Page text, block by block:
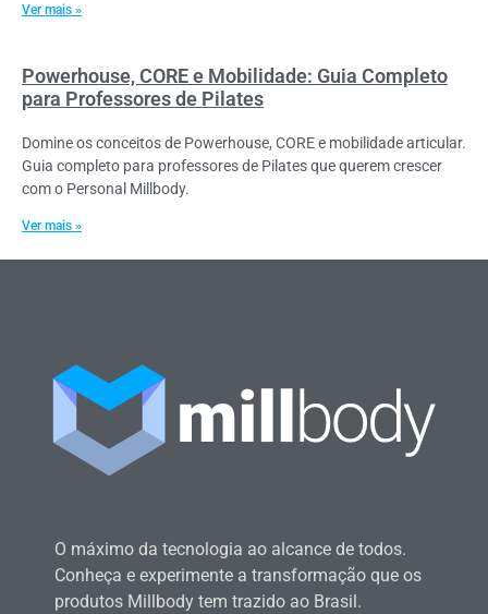
Ver mais »
Powerhouse, CORE e Mobilidade: Guia Completo
para Professores de Pilates
Domine os conceitos de Powerhouse, CORE e mobilidade articular.
Guia completo para professores de Pilates que querem crescer
com o Personal Millbody.
Ver mais »
O máximo da tecnologia ao alcance de todos.
Conheça e experimente a transformação que os
produtos Millbody tem trazido ao Brasil.